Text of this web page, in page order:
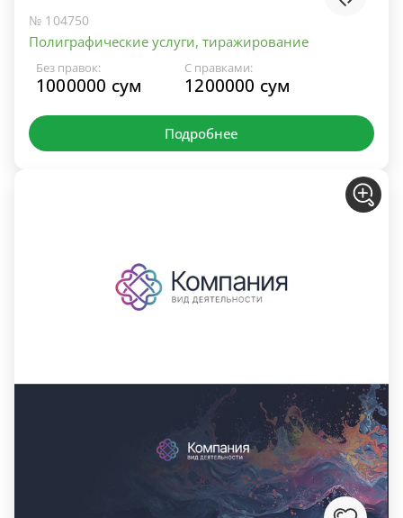
№ 104750
Полиграфические услуги, тиражирование
Без правок:
1000000 сум
С правками:
1200000 сум
Подробнее